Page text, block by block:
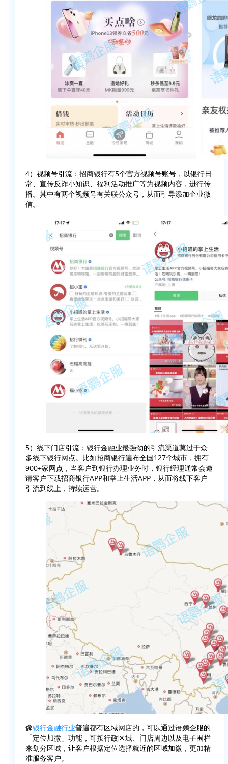
4）视频号引流：招商银行有5个官方视频号账号，以银行日
常、宣传反诈小知识、福利活动推广等为视频内容，进行传
播。其中有两个视频号有关联公众号，从而引导添加企业微
信。
5）线下门店引流：银行金融业最强劲的引流渠道莫过于众
多线下银行网点。比如招商银行遍布全国127个城市，拥有
900+家网点，当客户到银行办理业务时，银行经理通常会邀
请客户下载招商银行APP和掌上生活APP，从而将线下客户
引流到线上，持续运营。
像银行金融行业普遍都有区域网店的，可以通过语鹦企服的
「定位加微」功能，可按行政区域、门店周边以及电子围栏
来划分区域，让客户根据定位选择就近的区域加微，更加精
准服务客户。